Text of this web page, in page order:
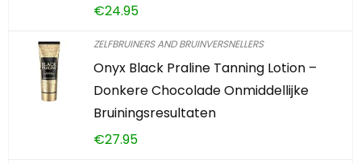
€24.95
ZELFBRUINERS AND BRUINVERSNELLERS
Onyx Black Praline Tanning Lotion –
Donkere Chocolade Onmiddellijke
Bruiningsresultaten
€27.95